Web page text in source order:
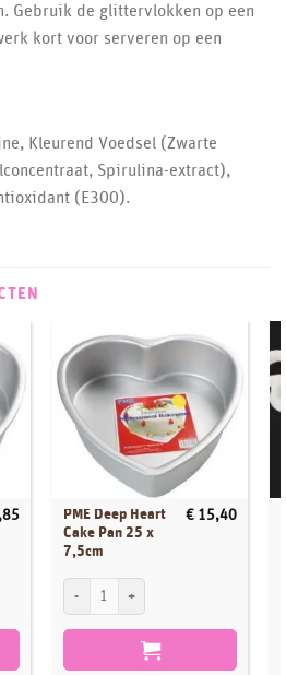
Gebruik de glittervlokken op een
kort voor serveren op een
Kleurend Voedsel (Zwarte
Spirulina-extract),
(E300).
x 7,5cm aantal
PME Deep Heart
Cake Pan 25 x
7,5cm
€ 15,40
PME Deep Heart Cake Pan 25 x 7,5cm